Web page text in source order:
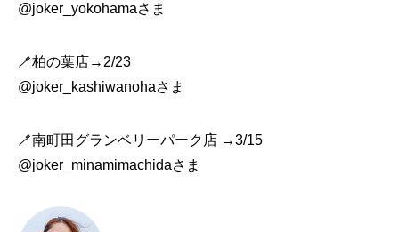
@joker_yokohamaさま
🪥柏の葉店→2/23
@joker_kashiwanohaさま
🪥南町田グランベリーパーク店 →3/15
@joker_minamimachidaさま